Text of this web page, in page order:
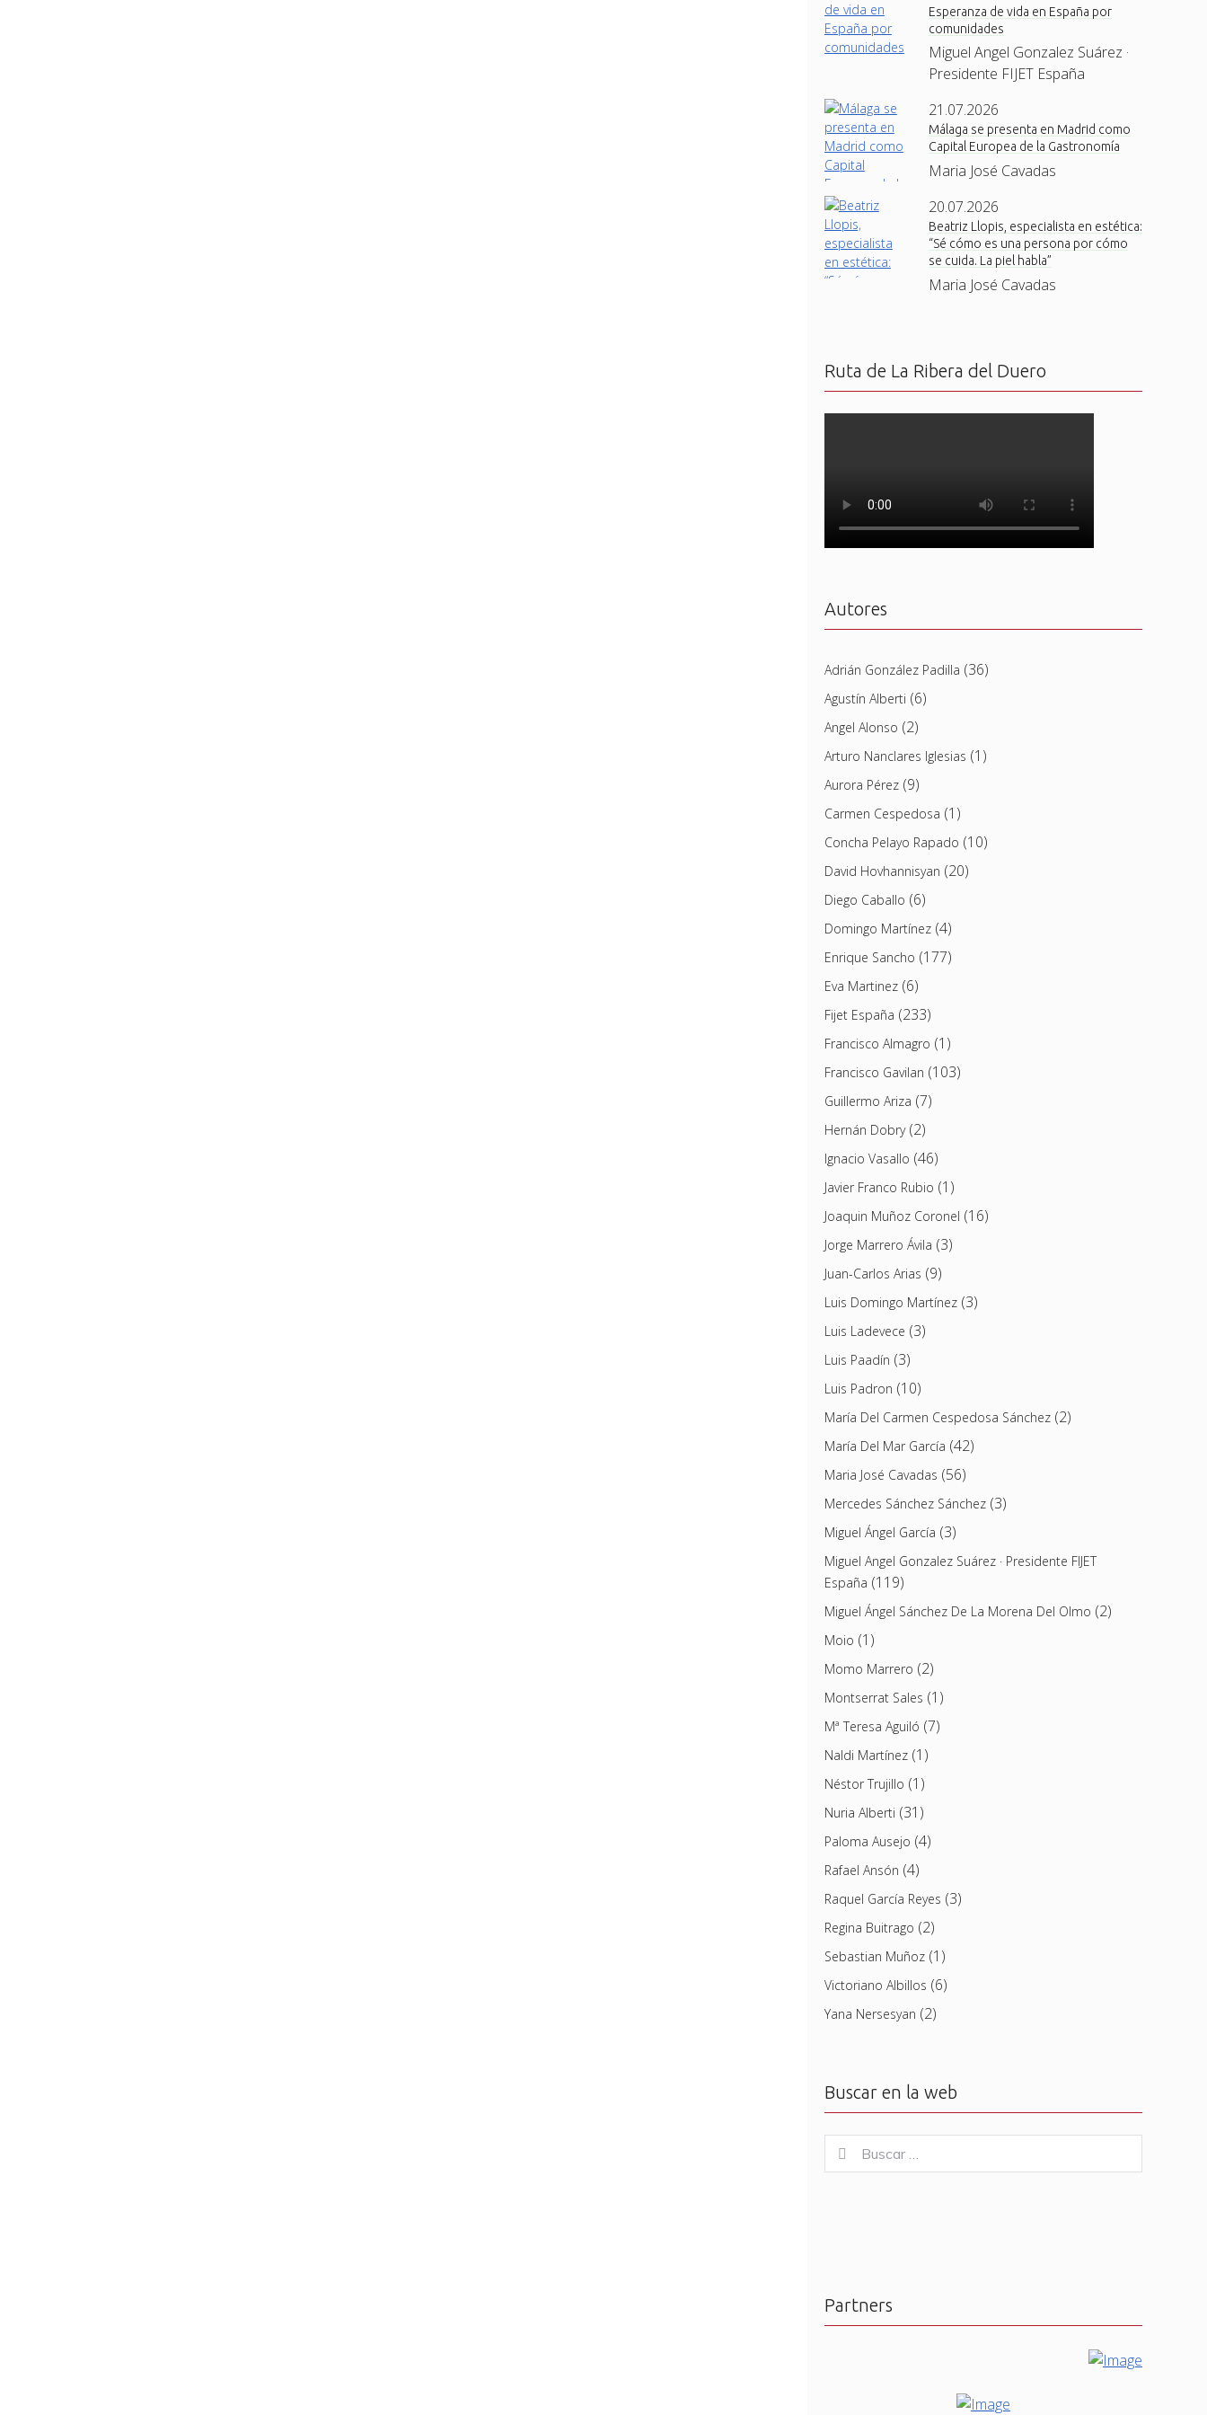
Esperanza de vida en España por
comunidades
Miguel Angel Gonzalez Suárez ·
Presidente FIJET España
21.07.2026
Málaga se presenta en Madrid como
Capital Europea de la Gastronomía
Maria José Cavadas
20.07.2026
Beatriz Llopis, especialista en estética:
“Sé cómo es una persona por cómo
se cuida. La piel habla”
Maria José Cavadas
Ruta de La Ribera del Duero
Autores
Adrián González Padilla (36)
Agustín Alberti (6)
Angel Alonso (2)
Arturo Nanclares Iglesias (1)
Aurora Pérez(9)
Carmen Cespedosa (1)
Concha Pelayo Rapado (10)
David Hovhannisyan (20)
Diego Caballo (6)
Domingo Martínez(4)
Enrique Sancho (177)
Eva Martinez(6)
Fijet España (233)
Francisco Almagro (1)
Francisco Gavilan (103)
Guillermo Ariza (7)
Hernán Dobry(2)
Ignacio Vasallo (46)
Javier Franco Rubio (1)
Joaquin Muñoz Coronel (16)
Jorge Marrero Ávila (3)
Juan-Carlos Arias (9)
Luis Domingo Martínez(3)
Luis Ladevece (3)
Luis Paadín (3)
Luis Padron (10)
María Del Carmen Cespedosa Sánchez(2)
María Del Mar García (42)
Maria José Cavadas (56)
Mercedes Sánchez Sánchez(3)
Miguel Ángel García (3)
Miguel Angel Gonzalez Suárez · Presidente FIJET
España (119)
Miguel Ángel Sánchez De La Morena Del Olmo (2)
Moio (1)
Momo Marrero (2)
Montserrat Sales (1)
Mª Teresa Aguiló (7)
Naldi Martínez(1)
Néstor Trujillo (1)
Nuria Alberti (31)
Paloma Ausejo (4)
Rafael Ansón (4)
Raquel García Reyes (3)
Regina Buitrago (2)
Sebastian Muñoz(1)
Victoriano Albillos (6)
Yana Nersesyan (2)
Buscar en la web
for:
Buscar
Partners